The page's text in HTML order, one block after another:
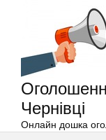
Чернівці
Онлайн дошка